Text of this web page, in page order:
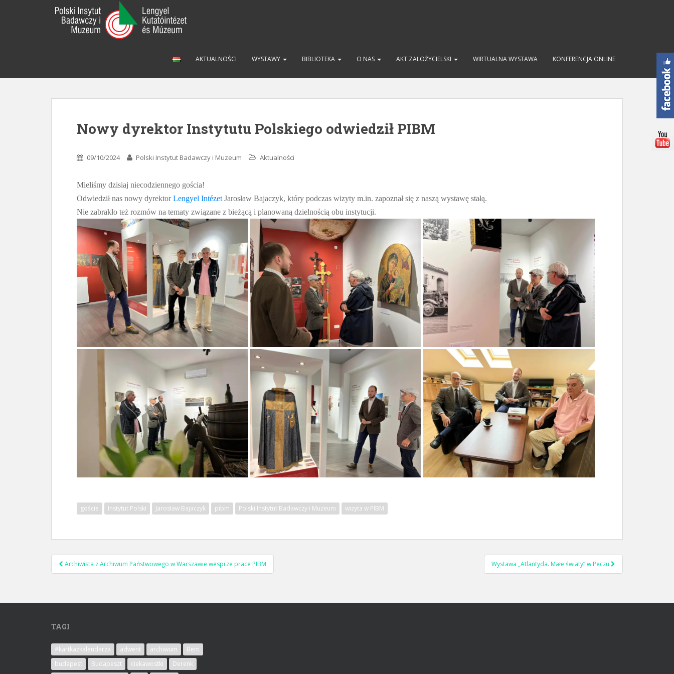
AKTUALNOŚCI WYSTAWY BIBLIOTEKA O NAS AKT ZALOŻYCIELSKI WIRTUALNA WYSTAWA KONFERENCJA ONLINE
Nowy dyrektor Instytutu Polskiego odwiedził PIBM
09/10/2024 Polski Instytut Badawczy i Muzeum Aktualności
Mieliśmy dzisiaj niecodziennego gościa!
Odwiedził nas nowy dyrektorLengyel Intézet Jarosław Bajaczyk, który podczas wizyty m.in. zapoznał się z naszą wystawę stałą.
Nie zabrakło też rozmów na tematy związane z bieżącą i planowaną dzielnością obu instytucji.
goście Instytut Polski Jarosław Bajaczyk pibm Polski Instytut Badawczy i Muzeum wizyta w PIBM
Nawigacja postu
Archiwista z Archiwum Państwowego w Warszawie wesprze prace PIBM Wystawa „Atlantyda. Małe światy” w Peczu
TAGI
#kartkazkalendarza adwent archiwum
Bem
budapest
Budapeszt ciekawostki
Derenk